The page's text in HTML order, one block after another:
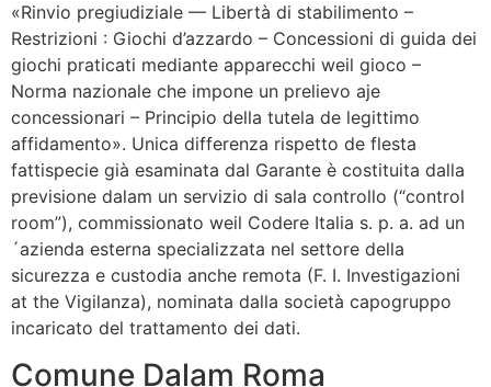
«Rinvio pregiudiziale — Libertà di stabilimento –
Restrizioni : Giochi d’azzardo – Concessioni di guida dei
giochi praticati mediante apparecchi weil gioco –
Norma nazionale che impone un prelievo aje
concessionari – Principio della tutela de legittimo
affidamento». Unica differenza rispetto de flesta
fattispecie già esaminata dal Garante è costituita dalla
previsione dalam un servizio di sala controllo (“control
room”), commissionato weil Codere Italia s. p. a. ad un
´azienda esterna specializzata nel settore della
sicurezza e custodia anche remota (F. I. Investigazioni
at the Vigilanza), nominata dalla società capogruppo
incaricato del trattamento dei dati.
Comune Dalam Roma